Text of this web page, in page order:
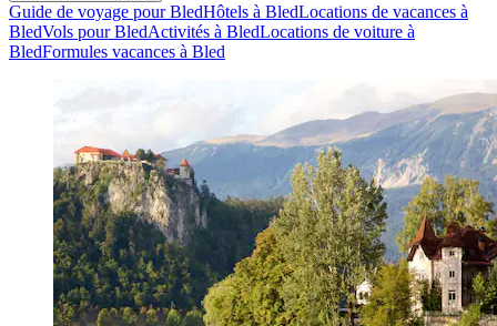
Guide de voyage pour BledHôtels à BledLocations de vacances à
BledVols pour BledActivités à BledLocations de voiture à
BledFormules vacances à Bled